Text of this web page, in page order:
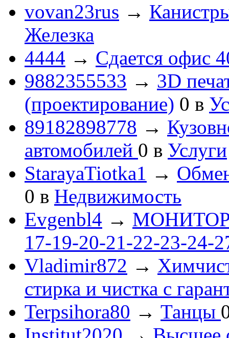
vovan23rus →
Железка
4444 → Сдается офис
9882355533 → 3D
(проектирование) 0 в
89182898778 →
автомобилей 0 в Услуги
StarayaTiotka1 →
0 в Недвижимость
Evgenbl4 → МОНИТОРЫ
17-19-20-21-22-23-24-
Vladimir872 →
стирка и чистка с
Terpsihora80 → Танцы